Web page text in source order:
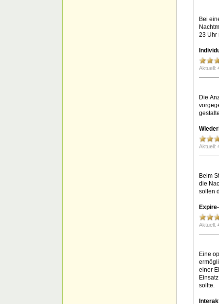
Bei
23 Uhr
Aktuell:
Die
Aktuell:
Beim
die
sollen
Aktuell:
Eine
einer
sollte.